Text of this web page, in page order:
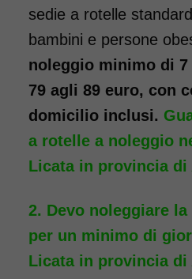
cm
Noleggio sedia a
elevabili
minimo è di 7
da 76 euro.
sedie a rotelle
bambini e persone
noleggio minimo di
79 agli 89 euro, con
domicilio inclusi.
a rotelle a noleggio
Licata in provincia di
Devo noleggiare
per un minimo di
Licata in provincia di